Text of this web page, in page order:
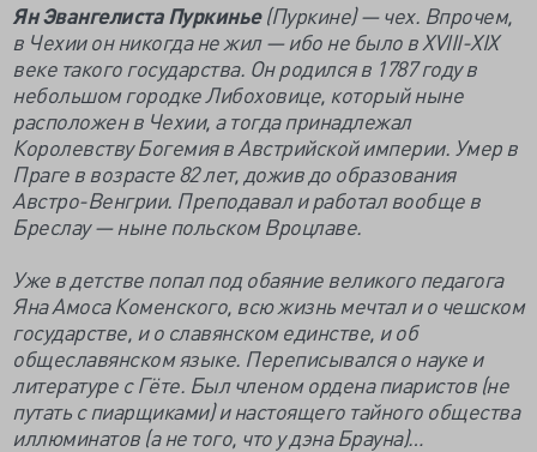
Ян Эвангелиста Пуркинье(Пуркине) — чех. Впрочем,
в Чехии он никогда не жил — ибо не было в XVIII-XIX
веке такого государства. Он родился в 1787 году в
небольшом городке Либоховице, который ныне
расположен в Чехии, а тогда принадлежал
Королевству Богемия в Австрийской империи. Умер в
Праге в возрасте 82 лет, дожив до образования
Австро-Венгрии. Преподавал и работал вообще в
Бреслау — ныне польском Вроцлаве.
Уже в детстве попал под обаяние великого педагога
Яна Амоса Коменского, всю жизнь мечтал и о чешском
государстве, и о славянском единстве, и об
общеславянском языке. Переписывался о науке и
литературе с Гёте. Был членом ордена пиаристов (не
путать с пиарщиками) и настоящего тайного общества
иллюминатов (а не того, что у дэна Брауна)…